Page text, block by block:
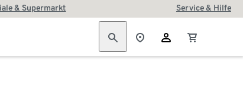
& Supermarkt Service & Hilfe